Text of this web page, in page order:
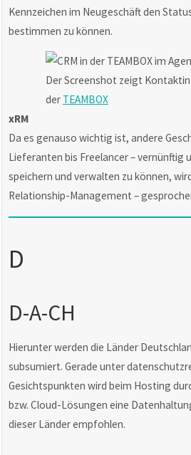
Kennzeichen im Neugeschäft den
bestimmen zu können.
Der Screenshot zeigt
der TEAMBOX
xRM
Da es genauso wichtig ist, andere
Lieferanten bis Freelancer – vernünftig
speichern und verwalten zu können,
Relationship-Management –
D
D-A-CH
Hierunter werden die Länder
subsumiert. Gerade unter
Gesichtspunkten wird beim Hosting
bzw. Cloud-Lösungen eine
dieser Länder empfohlen.